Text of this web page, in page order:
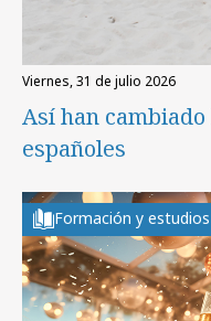
viernes, 31 de julio 2026
Así han
españoles
Formación y estudios